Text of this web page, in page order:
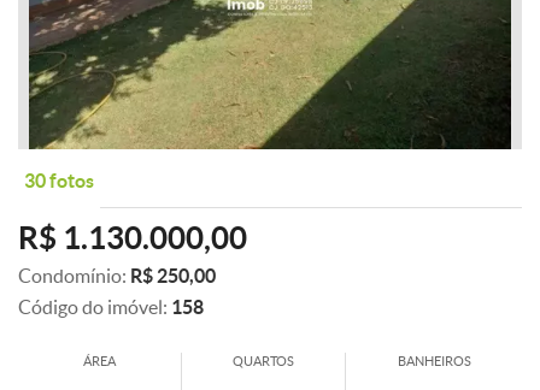
30 fotos
R$ 1.130.000,00
Condomínio: R$ 250,00
Código do imóvel: 158
ÁREA QUARTOS BANHEIROS